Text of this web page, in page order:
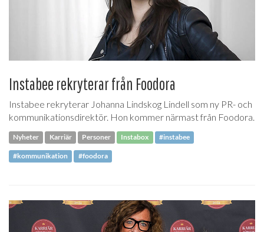
Instabee rekryterar från Foodora
Instabee rekryterar Johanna Lindskog Lindell som ny PR- och
kommunikationsdirektör. Hon kommer närmast från Foodora.
Nyheter Karriär Personer Instabox #instabee
#kommunikation #foodora